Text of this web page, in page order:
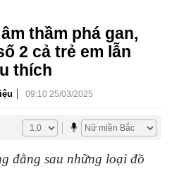
thầm phá gan,
2 cả trẻ em lẫn
thích
| 09:10 25/03/2025
đằng sau những loại đồ